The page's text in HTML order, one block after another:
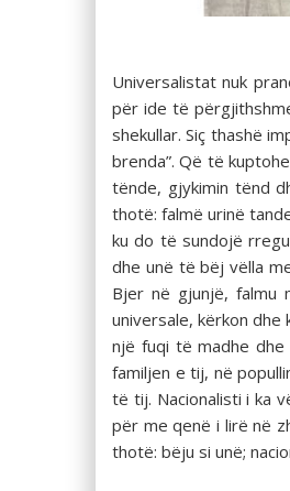
Universalistat nuk
për ide të
shekullar. Siç thashë
brenda”. Që të
tënde, gjykimin tënd
thotë: falmë urinë
ku do të sundojë
dhe unë të bëj vëlla
Bjer në gjunjë, falmu
universale, kërkon
një fuqi të madhe
familjen e tij, në
të tij. Nacionalisti i ka
për me qenë i lirë në
thotë: bëju si unë;